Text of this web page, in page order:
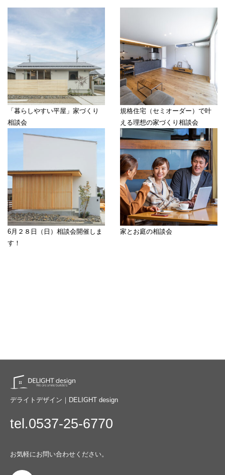
「暮らしやすい平屋」家づくり
相談会
規格住宅（セミオーダー）で叶
える理想の家づくり相談会
6月２８日（日）相談会開催しま
す！
家とお庭の相談会
デライトデザイン｜DELIGHT design
tel.0537-25-6770
お気軽にお問い合わせください。